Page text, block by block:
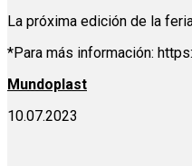
La próxima edición de la
*Para más información:
Mundoplast
10.07.2023